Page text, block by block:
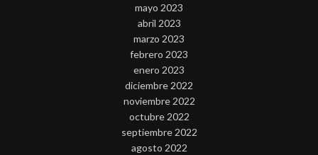
mayo 2023
abril 2023
marzo 2023
febrero 2023
enero 2023
diciembre 2022
noviembre 2022
octubre 2022
septiembre 2022
agosto 2022